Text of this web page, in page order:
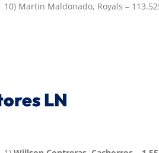
10) Martin Maldonado, Royals –
LN